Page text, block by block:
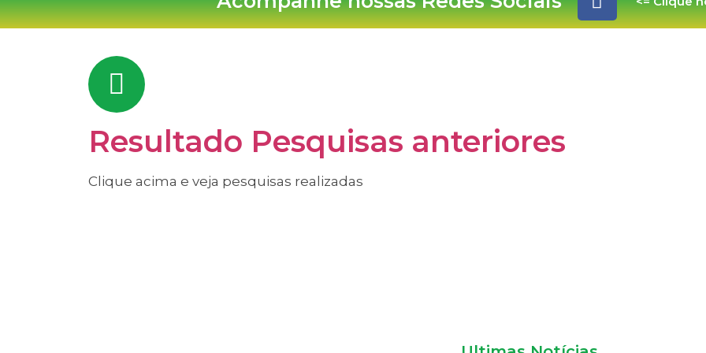
Resultado Pesquisas anteriores
Clique acima e veja pesquisas realizadas